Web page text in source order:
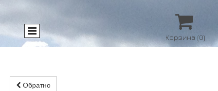

Корзина (0)
Обратно